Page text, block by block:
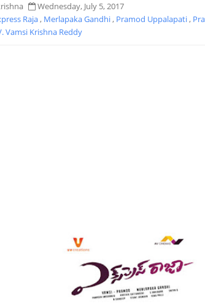
Wednesday, July 5, 2017
Raja, Merlapaka Gandhi, Pramod Uppalapati,
Vamsi Krishna Reddy